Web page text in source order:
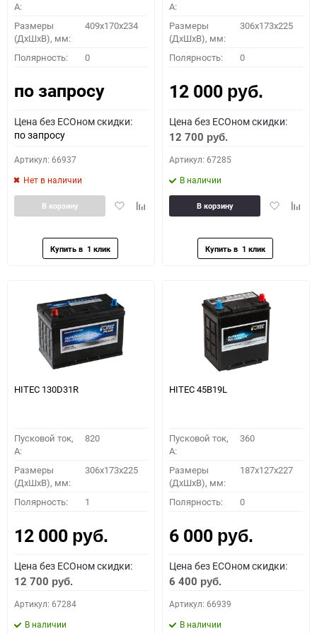
A:
Размеры
(ДхШхВ), мм:
409x170x234
Полярность: 0
по запросу
Цена без ECOном скидки:
по запросу
Артикул: 66937
Нет в наличии
ДобавитьДобавить
В корзину
A:
Размеры
(ДхШхВ), мм:
306x173x225
Полярность: 0
12 000 руб.
Цена без ECOном скидки:
12 700 руб.
Артикул: 67285
В наличии
Добавить
В корзину
HITEC 130D31R
Пусковой ток,
A:
820
Размеры
(ДхШхВ), мм:
306x173x225
Полярность: 1
12 000 руб.
Цена без ECOном скидки:
12 700 руб.
Артикул: 67284
В наличии
HITEC 45B19L
Пусковой ток,
A:
360
Размеры
(ДхШхВ), мм:
187x127x227
Полярность: 0
6 000 руб.
Цена без ECOном скидки:
6 400 руб.
Артикул: 66939
В наличии